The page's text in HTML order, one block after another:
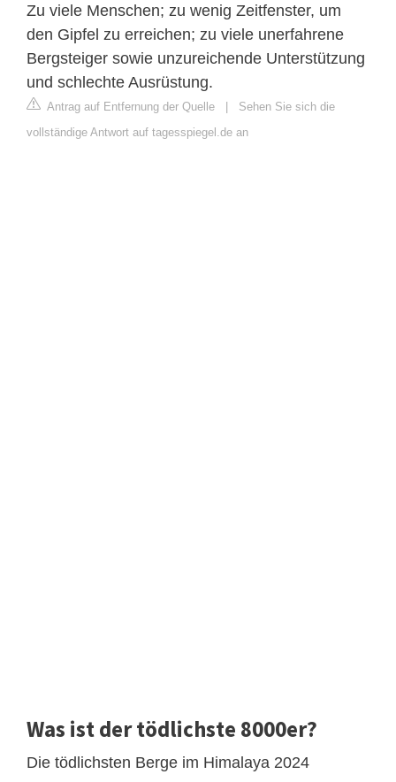
Zu viele Menschen; zu wenig Zeitfenster, um
den Gipfel zu erreichen; zu viele unerfahrene
Bergsteiger sowie unzureichende Unterstützung
und schlechte Ausrüstung.
Antrag auf Entfernung der Quelle | Sehen Sie sich die
vollständige Antwort auf tagesspiegel.de an
Was ist der tödlichste 8000er?
Die tödlichsten Berge im Himalaya 2024